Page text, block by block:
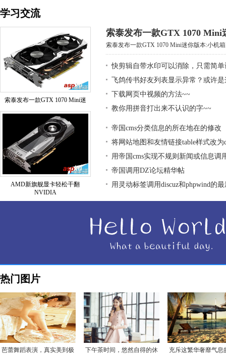
学习交流
索泰发布一款GTX 1070 Mini迷
AMD新旗舰显卡轻松干翻
NVIDIA
索泰发布一款GTX 1070 Mini
索泰发布一款GTX 1070 Mini迷你版本:小机
快剪辑自带水印可以消除，只需简单
飞鸽传书好友列表显示异常？或许
下载网页中视频的方法~~
教你用拼音打出来不认识的字~~
帝国cms分类信息的所在地在的修改
将网站地图和友情链接table样式改为
用帝国cms实现不规则新闻或信息调
帝国调用DZ论坛精华帖
用灵动标签调用discuz和phpwind的
热门图片
芭蕾舞蹈表演，真实美到极
下午茶时间，悠然自得的休
充斥这繁华奢靡气息